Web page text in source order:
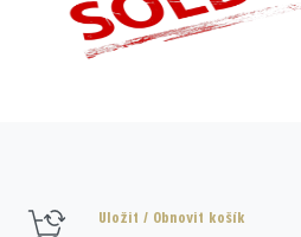
Uložit / Obnovit košík